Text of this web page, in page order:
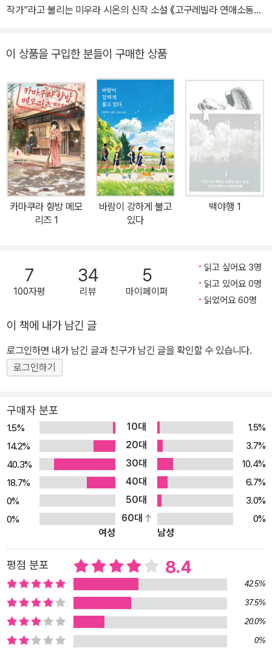
작가”라고 불리는 미우라 시온의 신작 소설 《고구레빌라 연애소동》
사랑과 성(性)을 테마로 한 일곱 가지 독특하고 생생한 에피소드가
엮인 연작 소설집이다. 작가는 천진난만한 듯 섹시한 일곱 편의 연애
이야기들을 때로는 기발하고도 유쾌하게, 때로는 뭉클한 감동과 잔잔
한 여운을 담아 흡인력 있게 그려냈다. 순수한 젊은이들의 애틋한 삼
각관계에서부터 노인의 갑작스런 섹스 충동에 이르기까지 기발한 재
미, 뭉클한 감동, 잔잔한 여운이 담긴 7인 7색 러브 어페어 남녀노소
불문, 모든 사람의 삶에 필수적으로 따르는 사랑 그리고 성(性). 소설
은 젊은 남녀의 삼각관계에서부터 노인의 갑작스런 섹스에 대한 욕
망, 외도와 관음증과 같은 조금은 이색적인 ‘성’ 이야기들을 기발한 상
상력과 유쾌한 재미로 담아냈다. 섹스를 하고 싶은 염원을 이루지 못
한다. 그건 안다. 하지만 고구레는 맹렬히 섹스가 하고 싶다. 실제로
행위가 가능한 나이와 신체를 가졌는지는 중요하지 않다. 어쨌든 지
금 불현듯 맹렬히 섹스에 대한 욕망이 용솟음친다. - <심신> 中, 59
고작 방 여섯 개가 딸린 2층 목조건물 고구레빌라. 허름하지만 아련
한 향수를 불러일으키는 그곳에 세대, 성별, 직업 등이 서로 다른 평범
한 소시민들이 살고 있다. 3년 동안 소식불통이던 옛 연인의 등장으
아가씨( ), 일흔이 넘은 나이에 갑작스레 강렬한 성욕에 사로잡힌 주인
할아버지 고구레(<심신(心身)>), 전철역 기둥에 달린 남근 형태의
물체를 보고 기묘한 동질감을 느끼는 야쿠자 두목과 애견 미용사 아
가씨(<기둥에 난 돌기>), 커피 맛으로 남편의 외도를 눈치챈 아내(<
검은 음료수>), 번갈아 남자를 바꿔가며 문란한 생활을 하는 여대생
()과 그녀의 사생활을 훔쳐보는 윗층 회사원 총각(<구멍>), 옛 여인
을 잊지 못하고 스토킹(?)하는 남자와 동거를 시작한 여인(<거짓말
의 맛>)이 그 주인공들이다. 언뜻 보면 모두 ‘평범’하고는 거리가 먼,
이해하기 어려운 인물들이다. 하지만 이 독특하고 자유분방한 입주자
들의 ‘연애소동’이 하나씩 끝날 때마다 잔잔한 여운과 따뜻한 공감을
느끼게 된다. “자는데 갑자기 나미키가 방으로 들어오는 거예요. 순간
별의별 생각이 다 들면서 숨도 못 쉴 정도로 긴장했어요.” “숨이 막힐
만큼 설레었던 건 아니고?” “아이, 전 정말 심각했어요! 옆에서 자는
아키오 씨를 깨워야 하나 망설이고 있는데 나미키는 제 옆에 눕자마
자 코까지 드렁드렁 골면서 잘만 자더라고요.” “아무 짓도 안 하고?”
이 상품을 구입한 분들이 구매한 상품
카마쿠라 향방 메모
리즈 1
바람이 강하게 불고
있다
백야행 1
7
100자평
34
리뷰
5
마이페이퍼
읽고 싶어요 3명
읽고 있어요 0명
읽었어요 60명
이 책에 내가 남긴 글
로그인하면 내가 남긴 글과 친구가 남긴 글을 확인할 수 있습니다.
로그인하기
구매자 분포
1.5% 10대
1.5%
14.2%
20대
3.7%
40.3%
30대
10.4%
18.7%
40대
6.7%
0%
50대
3.0%
0%
60대
0%
여성
남성
평점 분포 8.4
42.5%
37.5%
20.0%
0%